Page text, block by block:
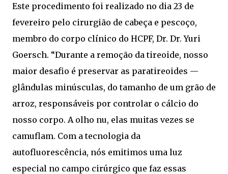
Este procedimento foi realizado no dia 23 de
fevereiro pelo cirurgião de cabeça e pescoço,
membro do corpo clínico do HCPF, Dr. Dr. Yuri
Goersch. “Durante a remoção da tireoide, nosso
maior desafio é preservar as paratireoides —
glândulas minúsculas, do tamanho de um grão de
arroz, responsáveis por controlar o cálcio do
nosso corpo. A olho nu, elas muitas vezes se
camuflam. Com a tecnologia da
autofluorescência, nós emitimos uma luz
especial no campo cirúrgico que faz essas